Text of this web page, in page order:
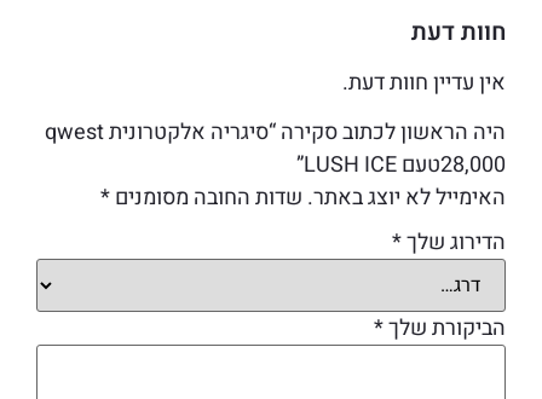
חוות דעת
אין עדיין חוות דעת.
היה הראשון לכתוב סקירה “סיגריה אלקטרונית qwest
28,000טעם LUSH ICE”
האימייל לא יוצג באתר. שדות החובה מסומנים*
הדירוג שלך*
הביקורת שלך*